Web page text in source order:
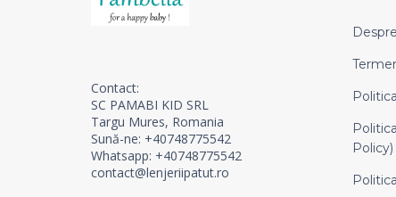
Contact:
SC PAMABI KID SRL
Targu Mures, Romania
Sună-ne: +40748775542
Whatsapp: +40748775542
contact@lenjeriipatut.ro
Policy)